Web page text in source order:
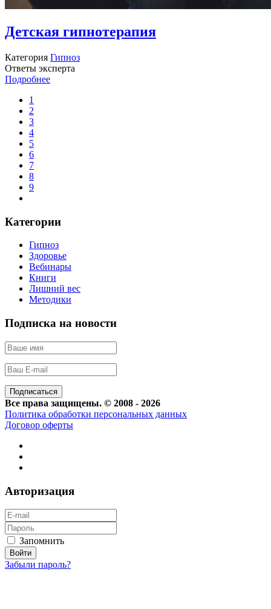
Детская гипнотерапия
Категория Гипноз
Ответы эксперта
Подробнее
1
2
3
4
5
6
7
8
9
Категории
Гипноз
Здоровье
Вебинары
Книги
Лишний вес
Методики
Подписка на новости
Все права защищены. © 2008 - 2026
Политика обработки персональных данных
Договор оферты
Авторизация
Запомнить
Забыли пароль?